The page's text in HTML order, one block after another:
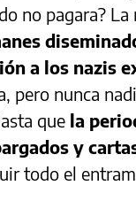
no pagara?
a los nazis
pero nunca
que la
y
todo el